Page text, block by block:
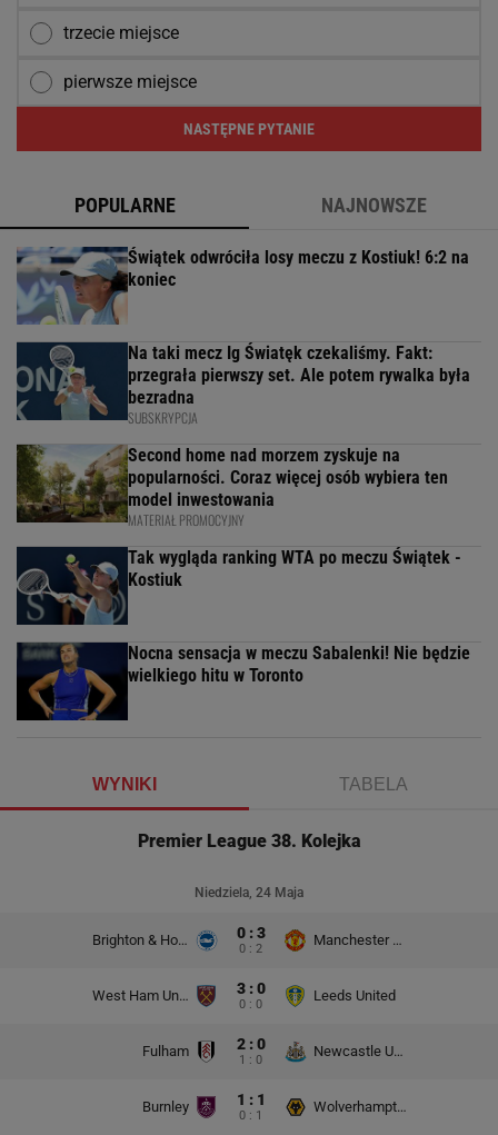
trzecie miejsce
pierwsze miejsce
NASTĘPNE PYTANIE
POPULARNE NAJNOWSZE
Świątek odwróciła losy meczu z Kostiuk! 6:2 na
koniec
Na taki mecz Ig Światęk czekaliśmy. Fakt:
przegrała pierwszy set. Ale potem rywalka była
bezradna
SUBSKRYPCJA
Second home nad morzem zyskuje na
popularności. Coraz więcej osób wybiera ten
model inwestowania
MATERIAŁ PROMOCYJNY
Tak wygląda ranking WTA po meczu Świątek -
Kostiuk
Nocna sensacja w meczu Sabalenki! Nie będzie
wielkiego hitu w Toronto
WYNIKI TABELA
Premier League 38. Kolejka
Niedziela, 24 Maja
Brighton & Hove Albion 0 : 3
0 : 2
Manchester United
West Ham United 3 : 0
0 : 0
Leeds United
Fulham 2 : 0
1 : 0
Newcastle United
Burnley 1 : 1
0 : 1
Wolverhampton Wanderers